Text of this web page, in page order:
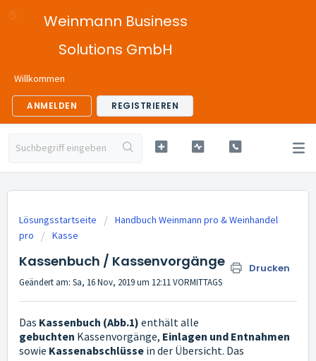
Weinmann Business
Solutions GmbH
Willkommen
ANMELDEN REGISTRIEREN
Lösungsstartseite
Handbuch Weinmann pro & Weinhandel
pro
Kasse
Kassenbuch / Kassenvorgänge Drucken
Geändert am: Sa, 16 Nov, 2019 um 12:11 VORMITTAGS
Das Kassenbuch (Abb.1) enthält alle
gebuchten Kassenvorgänge, Einlagen und Entnahmen
sowie Kassenabschlüsse in der Übersicht. Das